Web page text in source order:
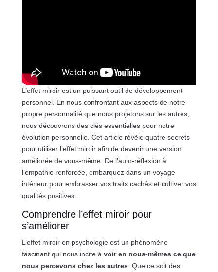
L’effet miroir est un puissant outil de développement
personnel. En nous confrontant aux aspects de notre
propre personnalité que nous projetons sur les autres,
nous découvrons des clés essentielles pour notre
évolution personnelle. Cet article révèle quatre secrets
pour utiliser l’effet miroir afin de devenir une version
améliorée de vous-même. De l’auto-réflexion à
l’empathie renforcée, embarquez dans un voyage
intérieur pour embrasser vos traits cachés et cultiver vos
qualités positives.
Comprendre l’effet miroir pour
s’améliorer
L’effet miroir en psychologie est un phénomène
fascinant qui nous incite à voir en nous-mêmes ce que
nous percevons chez les autres. Que ce soit des